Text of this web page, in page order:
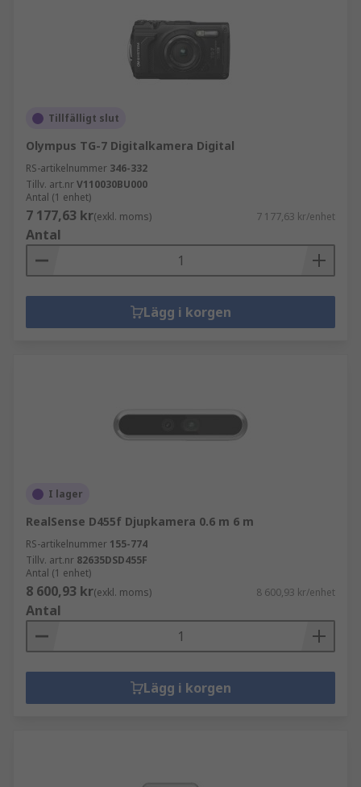
Tillfälligt slut
Olympus TG-7 Digitalkamera Digital
RS-artikelnummer 346-332
Tillv. art.nrV110030BU000
Antal (1 enhet)
7 177,63 kr(exkl. moms) 7 177,63 kr/enhet
Antal
Lägg i korgen
I lager
RealSense D455f Djupkamera 0.6 m 6 m
RS-artikelnummer 155-774
Tillv. art.nr 82635DSD455F
Antal (1 enhet)
8 600,93 kr(exkl. moms) 8 600,93 kr/enhet
Antal
Lägg i korgen